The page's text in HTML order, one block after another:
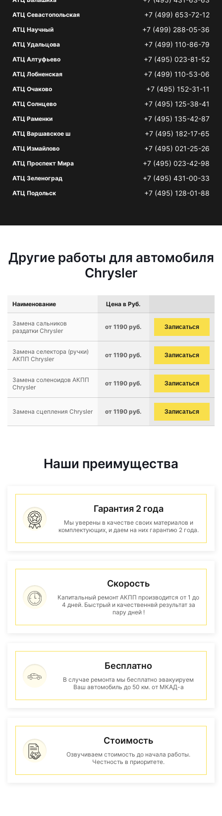
АТЦ Севастопольская +7 (499) 653-72-12
АТЦ Научный +7 (499) 288-05-36
АТЦ Удальцова +7 (499) 110-86-79
АТЦ Алтуфьево +7 (495) 023-81-52
АТЦ Лобненская +7 (499) 110-53-06
АТЦ Очаково +7 (495) 152-31-11
АТЦ Солнцево +7 (495) 125-38-41
АТЦ Раменки +7 (495) 135-42-87
АТЦ Варшавское ш +7 (495) 182-17-65
АТЦ Измайлово +7 (495) 021-25-26
АТЦ Проспект Мира +7 (495) 023-42-98
АТЦ Зеленоград +7 (495) 431-00-33
АТЦ Подольск +7 (495) 128-01-88
Другие работы для автомобиля
Chrysler
Наименование Цена в Руб.
Замена сальников
раздатки Chrysler
от 1190 руб. Записаться
Замена селектора (ручки)
АКПП Chrysler
от 1190 руб. Записаться
Замена соленоидов АКПП
Chrysler
от 1190 руб. Записаться
Замена сцепления Chrysler от 1190 руб. Записаться
Наши преимущества
Гарантия 2 года
Мы уверены в качестве своих материалов и
комплектующих, и даем на них гарантию 2 года.
Скорость
Капитальный ремонт АКПП производится от 1 до
4 дней. Быстрый и качественнвй результат за
пару дней !
Бесплатно
В случае ремонта мы бесплатно эвакуируем
Ваш автомобиль до 50 км. от МКАД-а
Стоимость
Озвучиваем стоимость до начала работы.
Честность в приоритете.